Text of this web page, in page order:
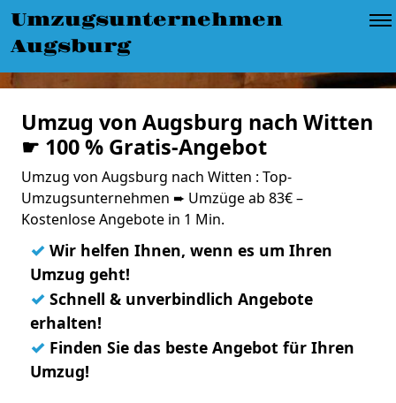
Umzugsunternehmen
Augsburg
Umzug von Augsburg nach Witten
☛ 100 % Gratis-Angebot
Umzug von Augsburg nach Witten : Top-
Umzugsunternehmen ➨ Umzüge ab 83€ –
Kostenlose Angebote in 1 Min.
✓ Wir helfen Ihnen, wenn es um Ihren
Umzug geht!
✓ Schnell & unverbindlich Angebote
erhalten!
✓ Finden Sie das beste Angebot für Ihren
Umzug!